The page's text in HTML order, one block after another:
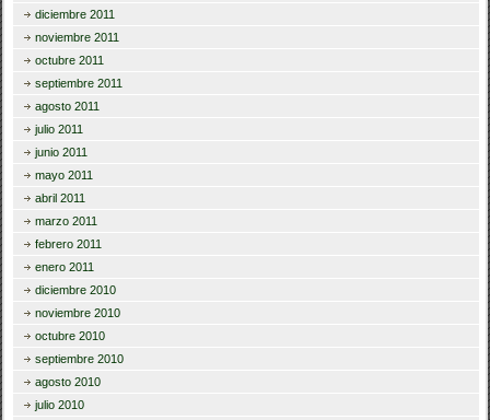
diciembre 2011
noviembre 2011
octubre 2011
septiembre 2011
agosto 2011
julio 2011
junio 2011
mayo 2011
abril 2011
marzo 2011
febrero 2011
enero 2011
diciembre 2010
noviembre 2010
octubre 2010
septiembre 2010
agosto 2010
julio 2010